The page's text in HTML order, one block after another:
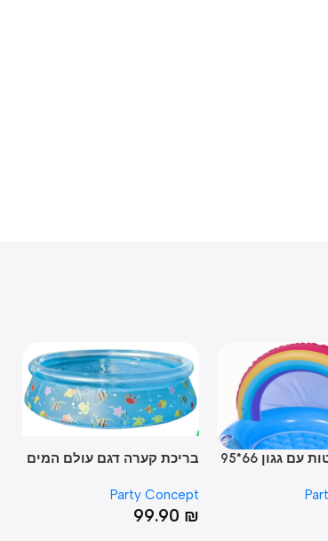
בריכת פעוטות עם גגון 66*95
בריכת קערה דגם עולם המים
Party Concept
99.90